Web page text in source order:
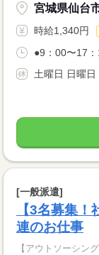
宮城県仙台
時給1,340円
●9：00〜17
土曜日 日曜日
[一般派遣]
【3名募集
連のお仕事
【アウトソーシン